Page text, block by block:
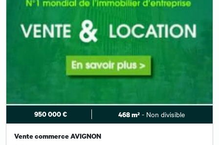
950 000 € 468 m²- Non divisible
Vente commerce AVIGNON